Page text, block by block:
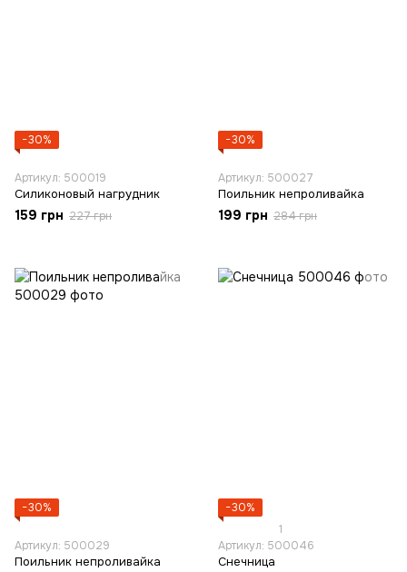
−30%
Артикул: 500019
Силиконовый нагрудник
159 грн 227 грн
−30%
Артикул: 500027
Поильник непроливайка
199 грн 284 грн
−30%
Артикул: 500029
Поильник непроливайка
−30%
1
Артикул: 500046
Снечница